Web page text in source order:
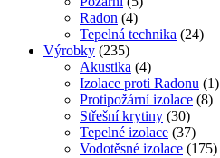
Radon (4)
Tepelná technika (24)
Výrobky (235)
Akustika (4)
Izolace proti Radonu (1)
Protipožární izolace (8)
Střešní krytiny (30)
Tepelné izolace (37)
Vodotěsné izolace (175)